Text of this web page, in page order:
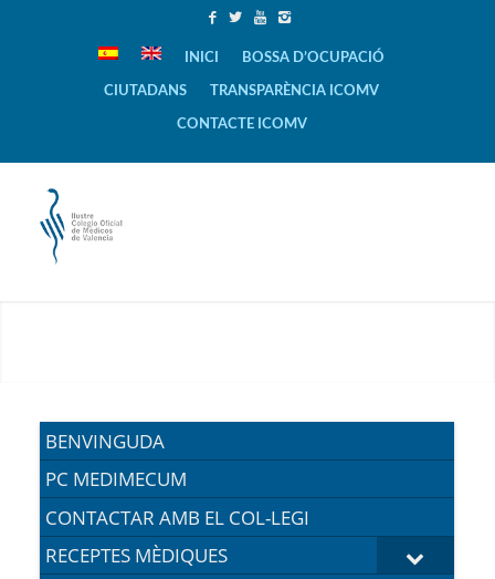
INICI BOSSA D’OCUPACIÓ
CIUTADANS TRANSPARÈNCIA ICOMV
CONTACTE ICOMV
BENVINGUDA
PC MEDIMECUM
CONTACTAR AMB EL COL-LEGI
RECEPTES MÈDIQUES